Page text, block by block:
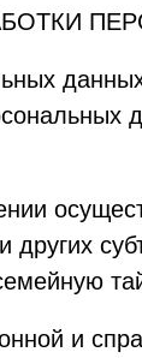
других
и